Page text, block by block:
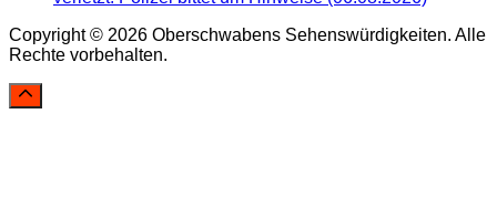
Copyright © 2026 Oberschwabens Sehenswürdigkeiten. Alle
Rechte vorbehalten.